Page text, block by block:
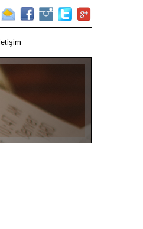
İletişim